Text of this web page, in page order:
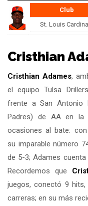
Club
St. Louis
Cristhian
Cristhian Adames,
el equipo Tulsa
frente a San Antonio
Padres) de AA en la
ocasiones al bate:
su imparable número
de 5-3; Adames
Recordemos que
juegos, conectó 9 hits,
carreras; en su más